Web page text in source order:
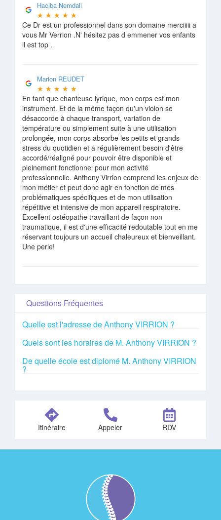
Haciba Nemdali
★ ★ ★ ★ ★
Ce Dr est un professionnel dans son domaine merciiiii a
vous Mr Verrion .N' hésitez pas d emmener vos enfants
il est top .
Marion REUDET
★ ★ ★ ★ ★
En tant que chanteuse lyrique, mon corps est mon
instrument. Et de la même façon qu'un violon se
désaccorde à chaque transport, variation de
température ou simplement suite à une utilisation
prolongée, mon corps absorbe les petits et grands
stress du quotidien et a régulièrement besoin d'être
accordé/réaligné pour pouvoir être disponible et
pleinement fonctionnel pour mon activité
professionnelle. Anthony Virrion comprend les enjeux de
mon métier et peut donc agir en fonction de mes
problématiques spécifiques et de mon utilisation
répétitive et intensive de mon appareil respiratoire.
Excellent ostéopathe travaillant de façon non
traumatique, il est d'une efficacité redoutable tout en me
réservant toujours un accueil chaleureux et bienveillant.
Une perle!
Questions Fréquentes
Quelle est l'adresse de Anthony VIRRION ?
Quels sont les horaires de M. Anthony VIRRION ?
De quelle école est diplomé M. Anthony VIRRION
?
Itinéraire Appeler RDV